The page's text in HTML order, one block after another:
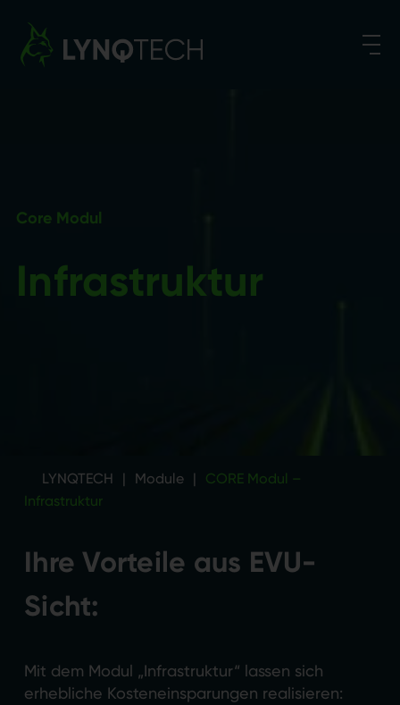
Core Modul
Infrastruktur
LYNQTECH Module
CORE Modul –
Infrastruktur
Ihre Vorteile aus EVU-
Sicht:
Mit dem Modul „Infrastruktur“ lassen sich
erhebliche Kosteneinsparungen realisieren: